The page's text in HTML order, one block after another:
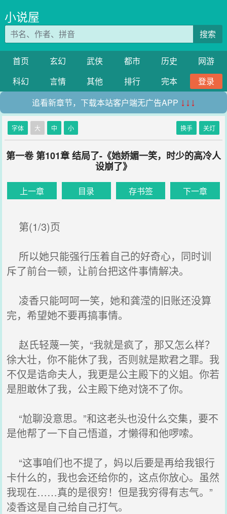
小说屋
搜索
首页 玄幻 武侠 都市 历史
网游
科幻
言情 其他 排行 完本
登录
追看新章节，下载本站客户端无广告APP ↓↓↓
字体 大 中 小 换手 关灯
第一卷 第101章 结局了-《她娇媚一笑，时少的高冷人
设崩了》
上一章 目录 存书签 下一章
第(1/3)页
所以她只能强行压着自己的好奇心，同时训
斥了前台一顿，让前台把这件事情解决。
凌香只能呵呵一笑，她和龚滢的旧账还没算
完，希望她不要再搞事情。
赵氏轻蔑一笑，“我就是疯了，那又怎么样？
徐大壮，你不能休了我，否则就是欺君之罪。我
不仅是诰命夫人，我更是公主殿下的义姐。你若
是胆敢休了我，公主殿下绝对饶不了你。
“尬聊没意思。”和这老头也没什么交集，要不
是他帮了一下自己悟道，才懒得和他啰嗦。
“这事咱们也不提了，妈以后要是再给我银行
卡什么的，我也会还给你的，这点你放心。虽然
我现在……真的是很穷！但是我穷得有志气。”
凌香这是自己给自己打气。